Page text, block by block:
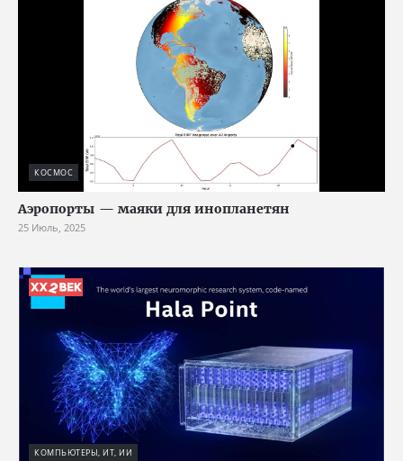
КОСМОС
Аэропорты — маяки для инопланетян
25 Июль, 2025
КОМПЬЮТЕРЫ, ИТ, ИИ